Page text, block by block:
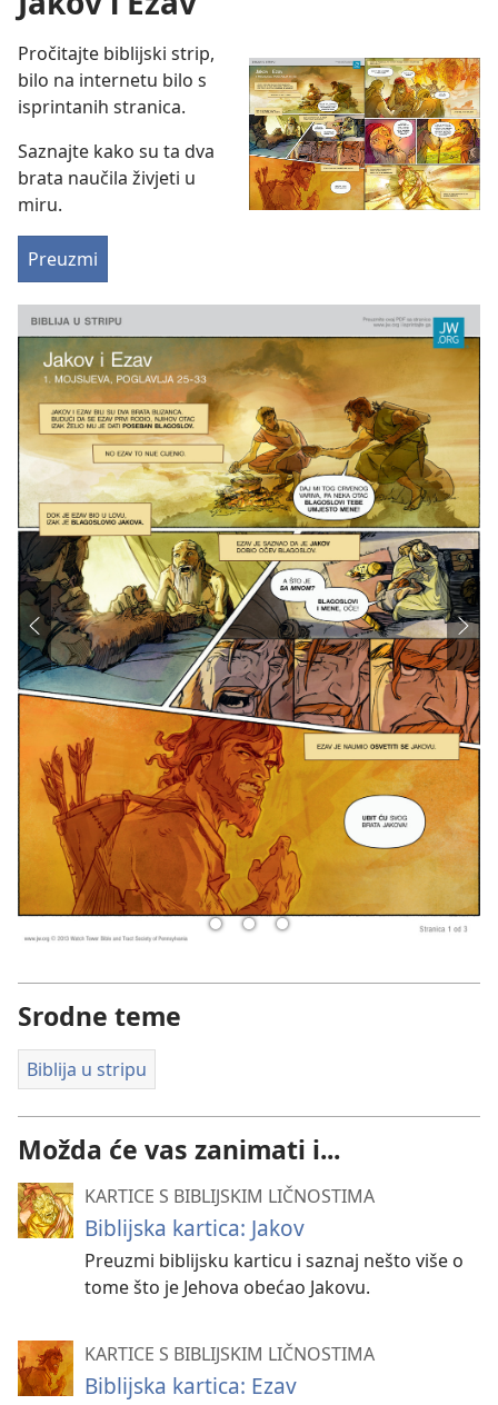
Pročitajte biblijski strip,
bilo na internetu bilo s
isprintanih stranica.
Saznajte kako su ta dva
brata naučila živjeti u
miru.
Preuzmi
Srodne teme
Biblija u stripu
Možda će vas zanimati i...
KARTICE S BIBLIJSKIM LIČNOSTIMA
Biblijska kartica: Jakov
Preuzmi biblijsku karticu i saznaj nešto više o
tome što je Jehova obećao Jakovu.
KARTICE S BIBLIJSKIM LIČNOSTIMA
Biblijska kartica: Ezav